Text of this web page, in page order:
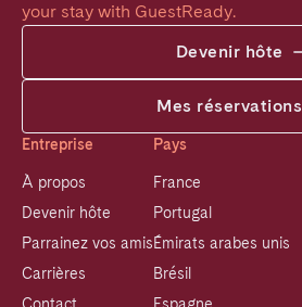
your stay with GuestReady.
Devenir hôte
Mes réservations
Entreprise
À propos
Devenir hôte
Parrainez vos amis
Carrières
Pays
France
Portugal
Émirats arabes unis
Brésil